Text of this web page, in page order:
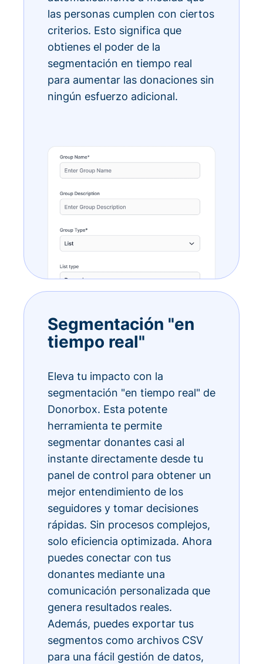
las personas cumplen con ciertos
criterios. Esto significa que
obtienes el poder de la
segmentación en tiempo real
para aumentar las donaciones sin
ningún esfuerzo adicional.
Segmentación "en
tiempo real"
Eleva tu impacto con la
segmentación "en tiempo real" de
Donorbox. Esta potente
herramienta te permite
segmentar donantes casi al
instante directamente desde tu
panel de control para obtener un
mejor entendimiento de los
seguidores y tomar decisiones
rápidas. Sin procesos complejos,
solo eficiencia optimizada. Ahora
puedes conectar con tus
donantes mediante una
comunicación personalizada que
genera resultados reales.
Además, puedes exportar tus
segmentos como archivos CSV
para una fácil gestión de datos,